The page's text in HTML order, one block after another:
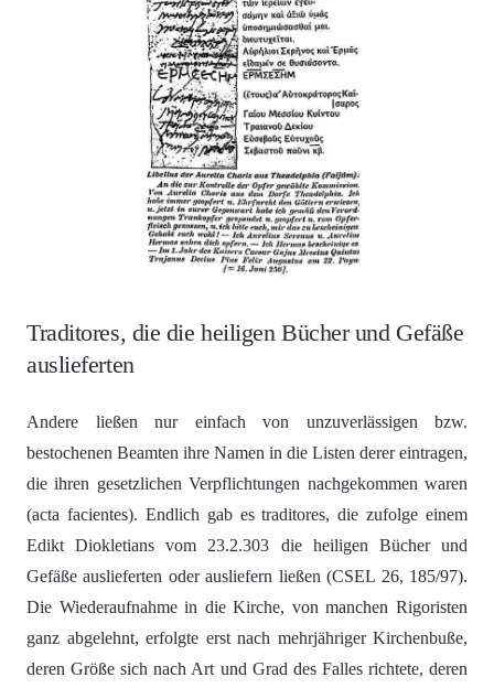
Traditores, die die heiligen Bücher und Gefäße
auslieferten
Andere ließen nur einfach von unzuverlässigen bzw.
bestochenen Beamten ihre Namen in die Listen derer eintragen,
die ihren gesetzlichen Verpflichtungen nachgekommen waren
(acta facientes). Endlich gab es traditores, die zufolge einem
Edikt Diokletians vom 23.2.303 die heiligen Bücher und
Gefäße auslieferten oder ausliefern ließen (CSEL 26, 185/97).
Die Wiederaufnahme in die Kirche, von manchen Rigoristen
ganz abgelehnt, erfolgte erst nach mehrjähriger Kirchenbuße,
deren Größe sich nach Art und Grad des Falles richtete, deren